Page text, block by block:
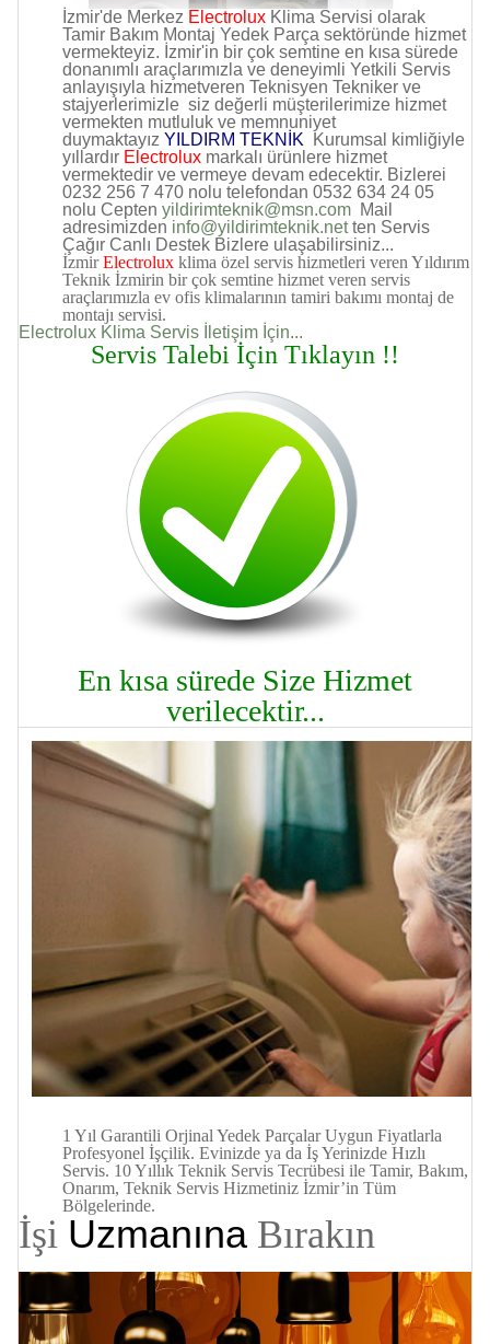
İzmir'de Merkez Electrolux Klima Servisi olarak
Tamir Bakım Montaj Yedek Parça sektöründe hizmet
vermekteyiz. İzmir'in bir çok semtine en kısa sürede
donanımlı araçlarımızla ve deneyimli Yetkili Servis
anlayışıyla hizmetveren Teknisyen Tekniker ve
stajyerlerimizle siz değerli müşterilerimize hizmet
vermekten mutluluk ve memnuniyet
duymaktayız YILDIRM TEKNİK Kurumsal kimliğiyle
yıllardır Electrolux markalı ürünlere hizmet
vermektedir ve vermeye devam edecektir. Bizlerei
0232 256 7 470 nolu telefondan 0532 634 24 05
nolu Cepten yildirimteknik@msn.com Mail
adresimizden info@yildirimteknik.netten Servis
Çağır Canlı Destek Bizlere ulaşabilirsiniz...
İzmirElectrolux klima özel servis hizmetleri veren Yıldırım
Teknik İzmirin bir çok semtine hizmet veren servis
araçlarımızla ev ofis klimalarının tamiri bakımı montaj de
montajı servisi.
Electrolux Klima Servis İletişim İçin...
Servis Talebi İçin Tıklayın !!
En kısa sürede Size Hizmet
verilecektir...
1 Yıl Garantili Orjinal Yedek Parçalar Uygun Fiyatlarla
Profesyonel İşçilik. Evinizde ya da İş Yerinizde Hızlı
Servis. 10 Yıllık Teknik Servis Tecrübesi ile Tamir, Bakım,
Onarım, Teknik Servis Hizmetiniz İzmir’in Tüm
Bölgelerinde.
İşi Uzmanına Bırakın